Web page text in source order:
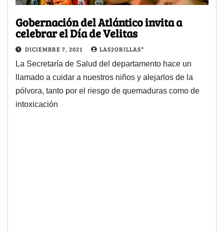
Gobernación del Atlántico invita a
celebrar el Día de Velitas
DICIEMBRE 7, 2021 LAS2ORILLAS*
La Secretaría de Salud del departamento hace un
llamado a cuidar a nuestros niños y alejarlos de la
pólvora, tanto por el riesgo de quemaduras como de
intoxicación